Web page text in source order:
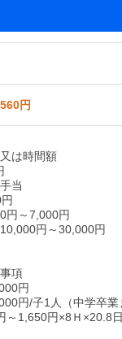
円
は時間額
当
円～7,000円
円～30,000円
項
円
円/子1人（中学卒業
～1,650円×8Ｈ×20.8日